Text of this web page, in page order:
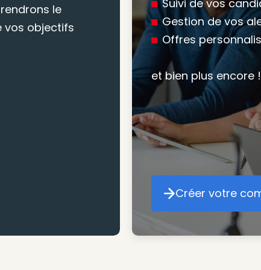
le
vos objectifs
Nous vous
votre recherche,
mesure pour
atteindre vos
Suivi de vos
Gestion de vos
Offres
et bien plus encore !
Créer votre